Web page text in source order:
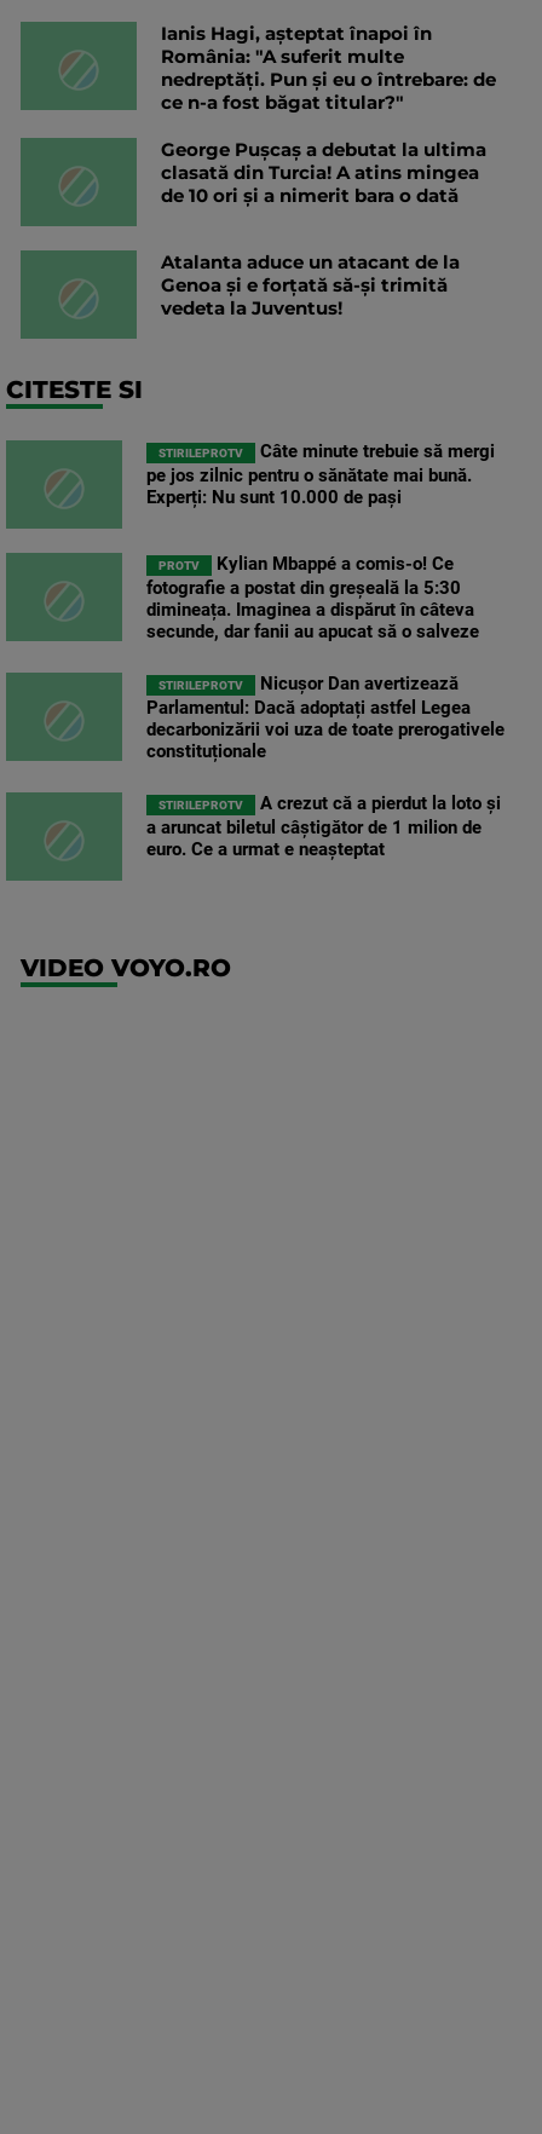
Ianis Hagi, așteptat înapoi în
România: "A suferit multe
nedreptăți. Pun și eu o întrebare: de
ce n-a fost băgat titular?"
George Pușcaș a debutat la ultima
clasată din Turcia! A atins mingea
de 10 ori și a nimerit bara o dată
Atalanta aduce un atacant de la
Genoa și e forțată să-și trimită
vedeta la Juventus!
CITESTE SI
STIRILEPROTV
Câte minute trebuie să mergi
pe jos zilnic pentru o sănătate mai bună.
Experți: Nu sunt 10.000 de pași
PROTV
Kylian Mbappé a comis-o! Ce
fotografie a postat din greșeală la 5:30
dimineața. Imaginea a dispărut în câteva
secunde, dar fanii au apucat să o salveze
STIRILEPROTV
Nicușor Dan avertizează
Parlamentul: Dacă adoptați astfel Legea
decarbonizării voi uza de toate prerogativele
constituționale
STIRILEPROTV
A crezut că a pierdut la loto și
a aruncat biletul câștigător de 1 milion de
euro. Ce a urmat e neașteptat
VIDEO VOYO.RO